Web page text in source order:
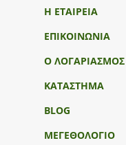
Η ΕΤΑΙΡΕΙΑ
ΕΠΙΚΟΙΝΩΝΙΑ
Ο
ΚΑΤΑΣΤΗΜΑ
BLOG
ΜΕΓΕΘΟΛΟΓΙΟ